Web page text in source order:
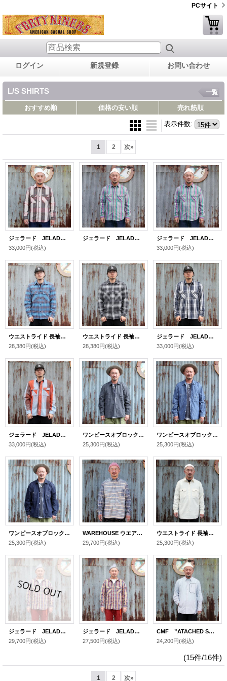
PCサイト
ログイン 新規登録 お問い合わせ
L/S SHIRTS 一覧
おすすめ順 価格の安い順 売れ筋順
表示件数:
1 2 次»
ジェラード JELADO UNION WORKER SHIRT REGULER LENGTH[Lychee] JP12108
33,000円(税込)
ジェラード JELADO UNION WORKER SHIRT REGULER LENGTH[Zucchini] JP12108
ジェラード JELADO UNION WORKER SHIRT REGULER LENGTH[Zucchini] JP12108
33,000円(税込)
ウエストライド 長袖ワークシャツ WEST RIDE NAVY WORK SHIRTS[BLUE]
28,380円(税込)
ウエストライド 長袖ワークシャツ WEST RIDE NAVY WORK SHIRTS[BLACK]
28,380円(税込)
ジェラード JELADO UNION WORKER SHIRT REGULER LENGTH[PRUNE] JP12108
33,000円(税込)
ジェラード JELADO UNION WORKER SHIRT REGULER LENGTH[APPLECOT] JP12109
33,000円(税込)
ワンピースオブロック ONE-PIECE OF ROCK L/S WORK SHIRTS -DOCK SHIRTS- [BLACK HERTHER]
25,300円(税込)
ワンピースオブロック ONE-PIECE OF ROCK L/S WORK SHIRTS -DOCK SHIRTS- [CHAMBRAY]
25,300円(税込)
ワンピースオブロック ONE-PIECE OF ROCK L/S WORK SHIRTS -DOCK SHIRTS- [9OZ DENIM]
25,300円(税込)
WAREHOUSE ウエアハウス John Gluckow Lot JG-16 King of the Madras Shirts [CHECK]
29,700円(税込)
ウエストライド 長袖ワークシャツ WEST RIDE FARMER PULLOVER WORK SHIRTS [OFF]
25,300円(税込)
ジェラード JELADO UNION WORKER SHIRT REGULER LENGTH[PEANUTS]
29,700円(税込)
ジェラード JELADO UNION WORKER SHIRT REGULER LENGTH[PEANUTS]
27,500円(税込)
CMF ”ATACHED SHIRTS” [GRAY] CMF2601-S02
24,200円(税込)
(15件/16件)
1 2 次»